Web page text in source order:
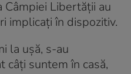
Libertății au
implicați în dispozitiv.
la ușă, s-au
câți suntem în casă,